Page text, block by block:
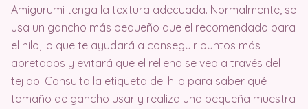
Amigurumi tenga la textura adecuada. Normalmente, se
usa un gancho más pequeño que el recomendado para
el hilo, lo que te ayudará a conseguir puntos más
apretados y evitará que el relleno se vea a través del
tejido. Consulta la etiqueta del hilo para saber qué
tamaño de gancho usar y realiza una pequeña muestra